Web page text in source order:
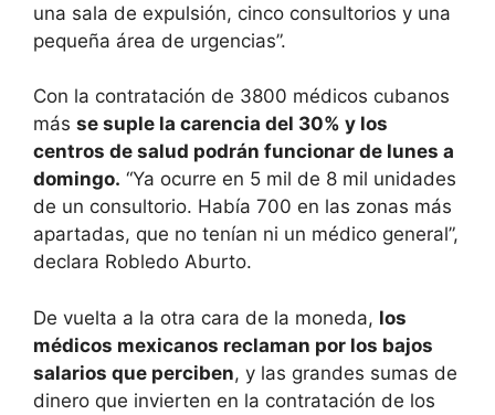
una sala de expulsión, cinco consultorios y una
pequeña área de urgencias”.
Con la contratación de 3800 médicos cubanos
más se suple la carencia del 30% y los
centros de salud podrán funcionar de lunes a
domingo. “Ya ocurre en 5 mil de 8 mil unidades
de un consultorio. Había 700 en las zonas más
apartadas, que no tenían ni un médico general”,
declara Robledo Aburto.
De vuelta a la otra cara de la moneda, los
médicos mexicanos reclaman por los bajos
salarios que perciben, y las grandes sumas de
dinero que invierten en la contratación de los